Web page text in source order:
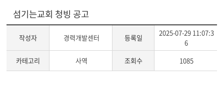
섬기는교회 청빙 공고
작성자 경력개발센터 등록일
2025-07-29 11:07:3
6
카테고리
사역 조회수 1085